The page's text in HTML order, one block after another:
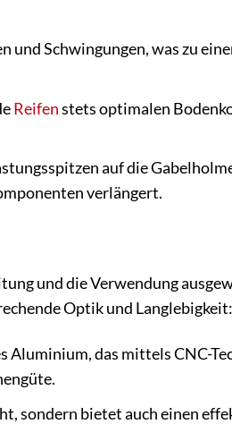
Schwingungen, was zu
Reifenstets optimalen
auf die
verlängert.
und die Verwendung
Optik und Langlebigkeit:
das mittels CNC-
sondern bietet auch einen